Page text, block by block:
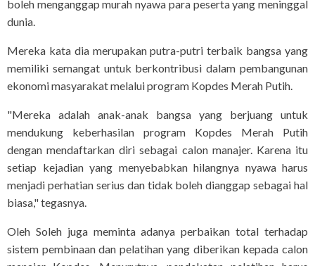
boleh menganggap murah nyawa para peserta yang meninggal
dunia.
Mereka kata dia merupakan putra-putri terbaik bangsa yang
memiliki semangat untuk berkontribusi dalam pembangunan
ekonomi masyarakat melalui program Kopdes Merah Putih.
"Mereka adalah anak-anak bangsa yang berjuang untuk
mendukung keberhasilan program Kopdes Merah Putih
dengan mendaftarkan diri sebagai calon manajer. Karena itu
setiap kejadian yang menyebabkan hilangnya nyawa harus
menjadi perhatian serius dan tidak boleh dianggap sebagai hal
biasa," tegasnya.
Oleh Soleh juga meminta adanya perbaikan total terhadap
sistem pembinaan dan pelatihan yang diberikan kepada calon